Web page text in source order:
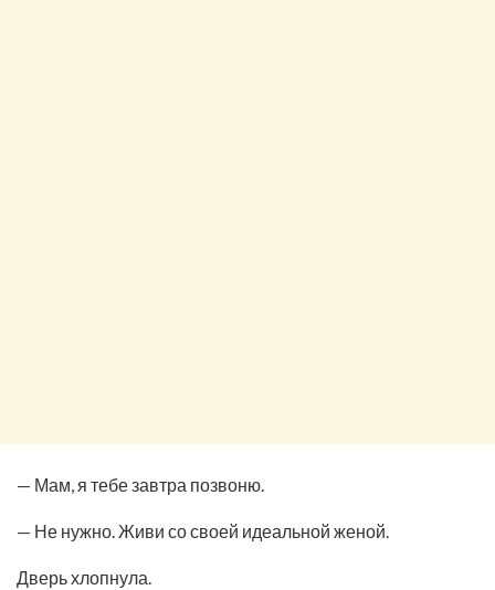
— Мам, я тебе завтра позвоню.
— Не нужно. Живи со своей идеальной женой.
Дверь хлопнула.